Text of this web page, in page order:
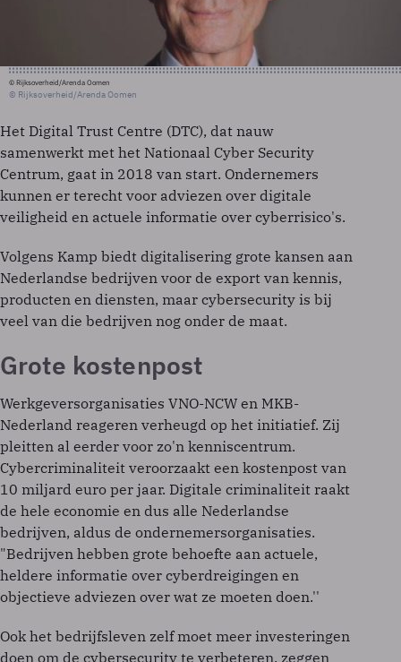
© Rijksoverheid/Arenda Oomen
© Rijksoverheid/Arenda Oomen
Het Digital Trust Centre (DTC), dat nauw
samenwerkt met het Nationaal Cyber Security
Centrum, gaat in 2018 van start. Ondernemers
kunnen er terecht voor adviezen over digitale
veiligheid en actuele informatie over cyberrisico's.
Volgens Kamp biedt digitalisering grote kansen aan
Nederlandse bedrijven voor de export van kennis,
producten en diensten, maar cybersecurity is bij
veel van die bedrijven nog onder de maat.
Grote kostenpost
Werkgeversorganisaties VNO-NCW en MKB-
Nederland reageren verheugd op het initiatief. Zij
pleitten al eerder voor zo'n kenniscentrum.
Cybercriminaliteit veroorzaakt een kostenpost van
10 miljard euro per jaar. Digitale criminaliteit raakt
de hele economie en dus alle Nederlandse
bedrijven, aldus de ondernemersorganisaties.
"Bedrijven hebben grote behoefte aan actuele,
heldere informatie over cyberdreigingen en
objectieve adviezen over wat ze moeten doen.''
Ook het bedrijfsleven zelf moet meer investeringen
doen om de cybersecurity te verbeteren, zeggen